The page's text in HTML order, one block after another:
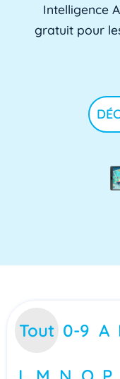
Intelligence
gratuit pour
Tout 0-9 A